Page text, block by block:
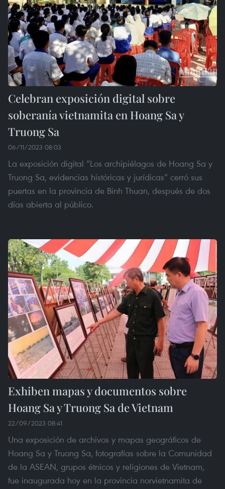
Celebran exposición digital sobre
soberanía vietnamita en Hoang Sa y
Truong Sa
06/11/2023 08:03
La exposición digital “Los archipiélagos de Hoang Sa y
Truong Sa, evidencias históricas y jurídicas” cerró sus
puertas en la provincia de Binh Thuan, después de dos
días abierta al público.
Exhiben mapas y documentos sobre
Hoang Sa y Truong Sa de Vietnam
22/09/2023 08:41
Una exposición de archivos y mapas geográficos de
Hoang Sa y Truong Sa, fotografías sobre la Comunidad
de la ASEAN, grupos étnicos y religiones de Vietnam,
fue inaugurada hoy en la provincia norvietnamita de